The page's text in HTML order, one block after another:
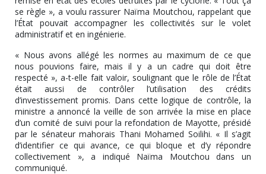
se règle », a voulu rassurer Naïma Moutchou, rappelant que
l’État pouvait accompagner les collectivités sur le volet
administratif et en ingénierie.
« Nous avons allégé les normes au maximum de ce que
nous pouvions faire, mais il y a un cadre qui doit être
respecté », a-t-elle fait valoir, soulignant que le rôle de l’État
était aussi de contrôler l’utilisation des crédits
d’investissement promis. Dans cette logique de contrôle, la
ministre a annoncé la veille de son arrivée la mise en place
d’un comité de suivi pour la refondation de Mayotte, présidé
par le sénateur mahorais Thani Mohamed Soilihi. « Il s’agit
d’identifier ce qui avance, ce qui bloque et d’y répondre
collectivement », a indiqué Naïma Moutchou dans un
communiqué.